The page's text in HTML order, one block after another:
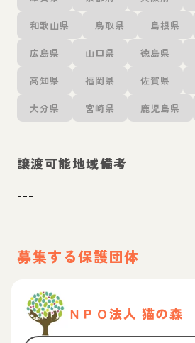
和歌山県 鳥取県 島根県
広島県 山口県 徳島県
高知県 福岡県 佐賀県
大分県 宮崎県 鹿児島県
譲渡可能地域備考
---
募集する保護団体
ＮＰＯ法人 猫の森